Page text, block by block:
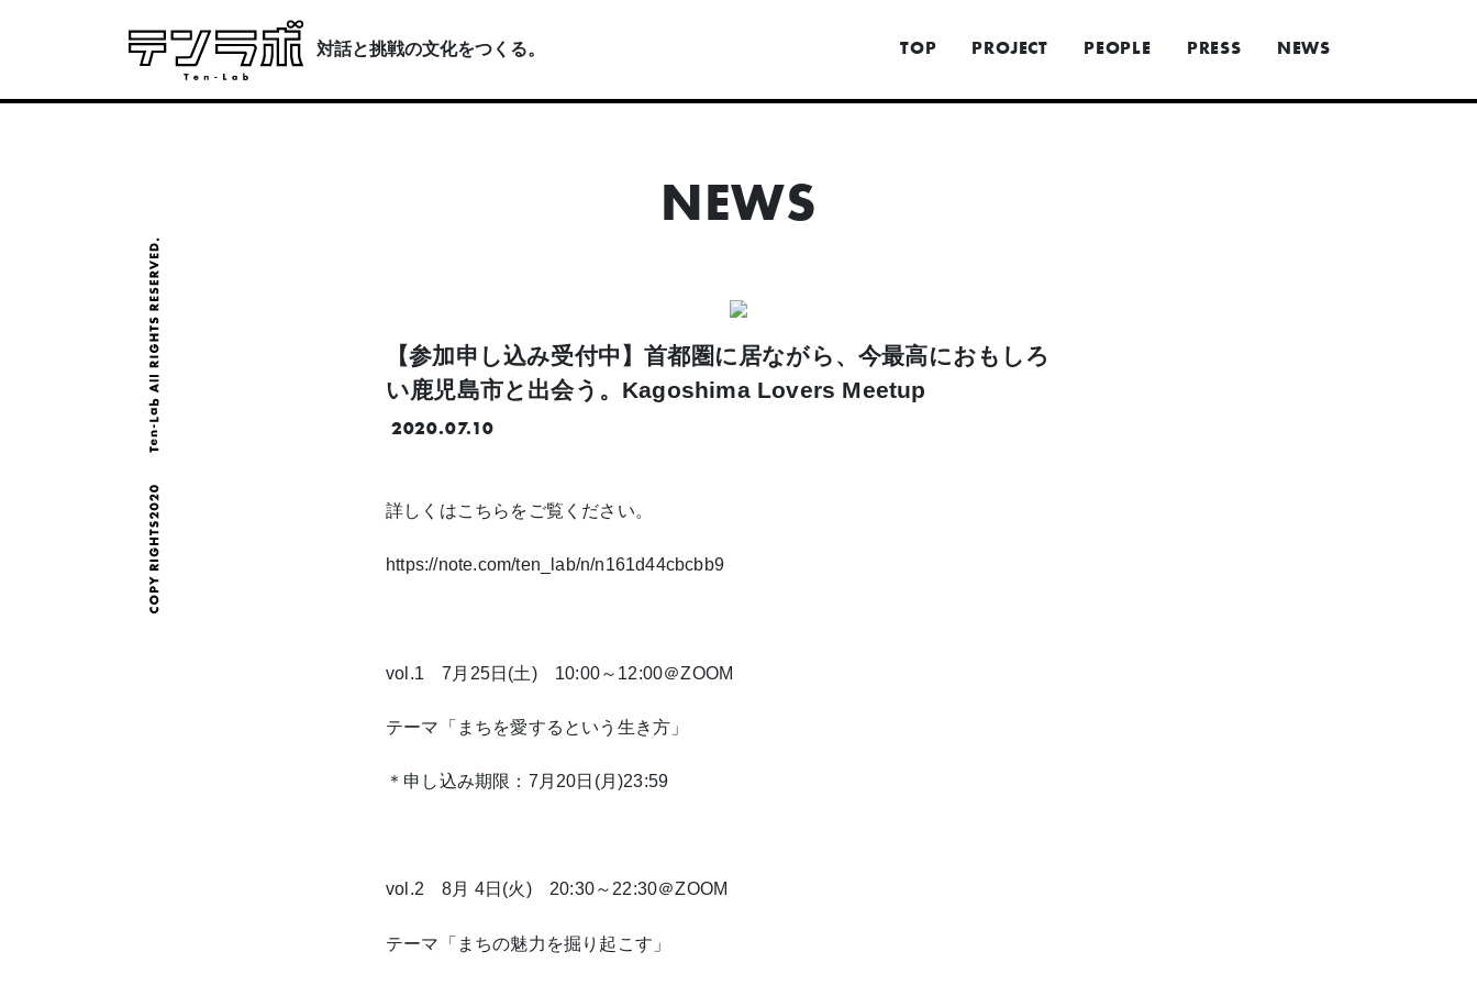
対話と挑戦の文化をつくる。 TOP PROJECT PEOPLE PRESS NEWS
NEWS
【参加申し込み受付中】首都圏に居ながら、今最高におもしろ
い鹿児島市と出会う。Kagoshima Lovers Meetup
2020.07.10
詳しくはこちらをご覧ください。
https://note.com/ten_lab/n/n161d44cbcbb9
vol.1 7 月 25日(土) 10:00～ 12:00＠ZOOM
テーマ「まちを愛するという生き方」
＊申し込み期限： 7 月 20日(月)23:59
vol.2 8月 4日(火) 20:30～ 22:30＠ZOOM
テーマ「まちの魅力を掘り起こす」